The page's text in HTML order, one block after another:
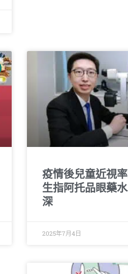
疫情後兒童近視
生指阿托品眼藥
深
2025年7月4日